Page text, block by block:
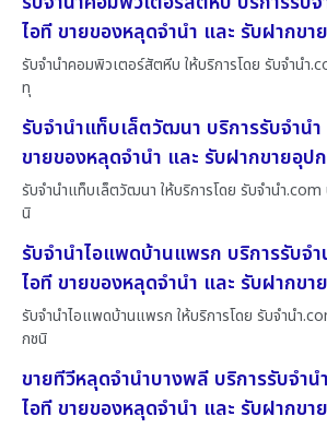
ไอที ขายของหลุดจำนำ และ รับฝากข
รับจำนำคอมพิวเตอร์สัตหีบ ให้บริการโดย รับจํานํา
ทุ
รับจำนำแท็บเล็ตวัฒนา บริการรับจำน
ขายของหลุดจำนำ และ รับฝากขายอุป
รับจำนำแท็บเล็ตวัฒนา ให้บริการโดย รับจํานํา.com
นิ
รับจำนำไอแพดบ้านแพรก บริการรับจ
ไอที ขายของหลุดจำนำ และ รับฝากข
รับจำนำไอแพดบ้านแพรก ให้บริการโดย รับจํานํา
กชนิ
ขายทีวีหลุดจำนำบางพลี บริการรับจำ
ไอที ขายของหลุดจำนำ และ รับฝากข